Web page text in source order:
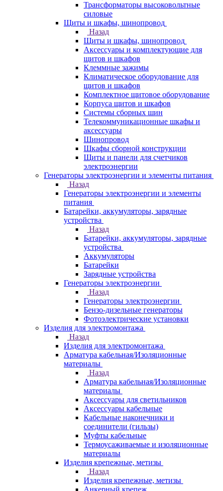
Трансформаторы высоковольтные
силовые
Щиты и шкафы, шинопровод
Назад
Щиты и шкафы, шинопровод
Аксессуары и комплектующие для
щитов и шкафов
Клеммные зажимы
Климатическое оборудование для
щитов и шкафов
Комплектное щитовое оборудование
Корпуса щитов и шкафов
Системы сборных шин
Телекоммуникационные шкафы и
аксессуары
Шинопровод
Шкафы сборной конструкции
Щиты и панели для счетчиков
электроэнергии
Генераторы электроэнергии и элементы питания
Назад
Генераторы электроэнергии и элементы
питания
Батарейки, аккумуляторы, зарядные
устройства
Назад
Батарейки, аккумуляторы, зарядные
устройства
Аккумуляторы
Батарейки
Зарядные устройства
Генераторы электроэнергии
Назад
Генераторы электроэнергии
Бензо-дизельные генераторы
Фотоэлектрические установки
Изделия для электромонтажа
Назад
Изделия для электромонтажа
Арматура кабельная/Изоляционные
материалы
Назад
Арматура кабельная/Изоляционные
материалы
Аксессуары для светильников
Аксессуары кабельные
Кабельные наконечники и
соединители (гильзы)
Муфты кабельные
Термоусаживаемые и изоляционные
материалы
Изделия крепежные, метизы
Назад
Изделия крепежные, метизы
Анкерный крепеж